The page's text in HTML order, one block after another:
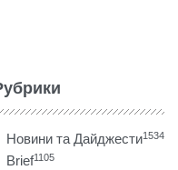
Новини та Дайджести1534
Brief1105